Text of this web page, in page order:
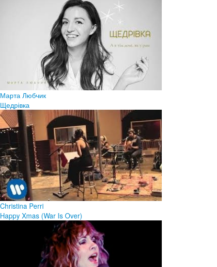
Марта Любчик
Щедрівка
Christina Perri
Happy Xmas (War Is Over)